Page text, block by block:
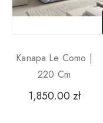
Kanapa Le Como |
220 Cm
1,850.00 zł